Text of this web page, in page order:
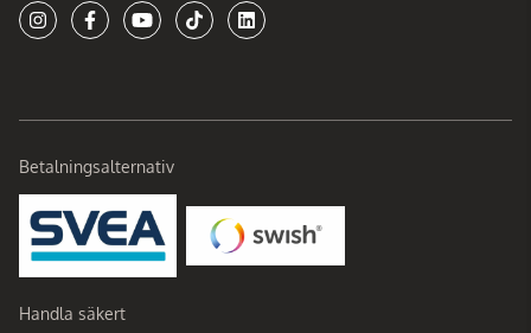
Betalningsalternativ
Handla säkert